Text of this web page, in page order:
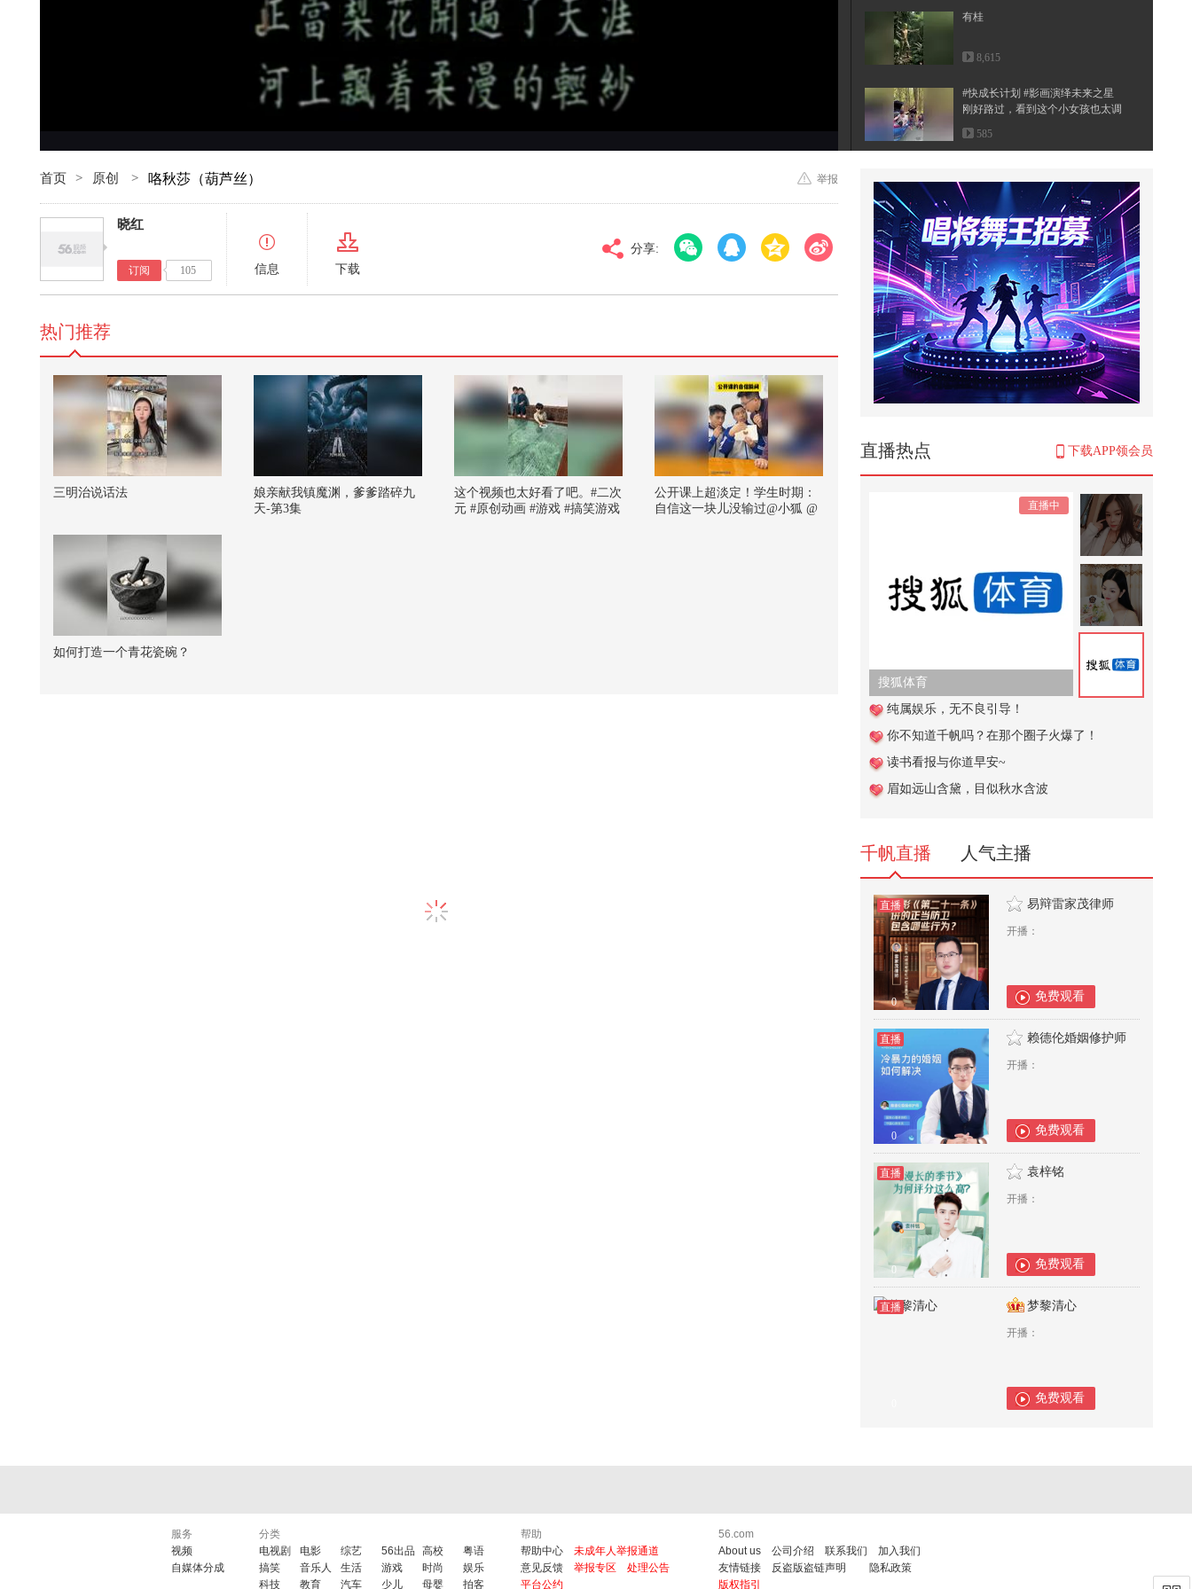
对比度
有桂
8,615
#快成长计划 #影画演绎未来之星
刚好路过，看到这个小女孩也太调
皮...
585
1,941
这个视频也太好看了吧。#二次元 #
原创动画 #游戏 #搞笑游戏 #AI
718
【潮狐星朋友|龙嘉誉】@龙嘉誉 最
想送给外星人看的竟然是关注
流！...
3,416
切掉了手指头
心梗其实可以避免，只是很多时候
2,260
美国官员抱怨，在特朗普面前不能
726
中国人的辈分到底有多乱 @张朝阳
28,470
帮助小女孩辨别坏人
首页 > 原创 > 咯秋莎（葫芦丝） 举报
晓红
订阅 105 信息 下载
分享:
直播热点 下载APP领会员
直播中
搜狐体育
纯属娱乐，无不良引导！
你不知道千帆吗？在那个圈子火爆了！
读书看报与你道早安~
眉如远山含黛，目似秋水含波
千帆直播 人气主播
直播
0
易辩雷家茂律师
开播：
免费观看
直播
0
赖德伦婚姻修护师
开播：
免费观看
直播
0
袁梓铭
开播：
免费观看
直播 梦黎清心
开播：
免费观看
热门推荐
三明治说话法
娘亲献我镇魔渊，爹爹踏碎九
天-第3集
这个视频也太好看了吧。#二次
元 #原创动画 #游戏 #搞笑游戏
公开课上超淡定！学生时期：
自信这一块儿没输过@小狐 @
如何打造一个青花瓷碗？
服务
视频
自媒体分成
分类
电视剧
电影 综艺 56出品 高校
粤语
搞笑
音乐人 生活 游戏 时尚
娱乐
科技
教育 汽车 少儿 母婴 拍客
帮助
帮助中心
未成年人举报通道
意见反馈
举报专区
处理公告
平台公约
56.com
About us
公司介绍 联系我们
加入我们
友情链接
反盗版盗链声明
隐私政策
版权指引